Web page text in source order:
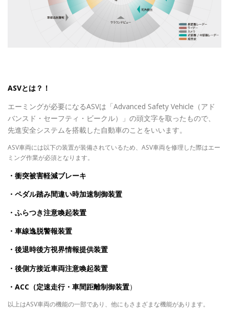
ASVとは？！
エーミングが必要になるASVは「Advanced Safety Vehicle（アド
バンスド・セーフティ・ビークル）」の頭文字を取ったもので、
先進安全システムを搭載した自動車のことをいいます。
ASV車両には以下の装置が装備されているため、ASV車両を修理した際はエー
ミング作業が必須となります。
・衝突被害軽減ブレーキ
・ペダル踏み間違い時加速制御装置
・ふらつき注意喚起装置
・車線逸脱警報装置
・後退時後方視界情報提供装置
・後側方接近車両注意喚起装置
・ACC（定速走行・車間距離制御装置）
以上はASV車両の機能の一部であり、他にもさまざまな機能があります。